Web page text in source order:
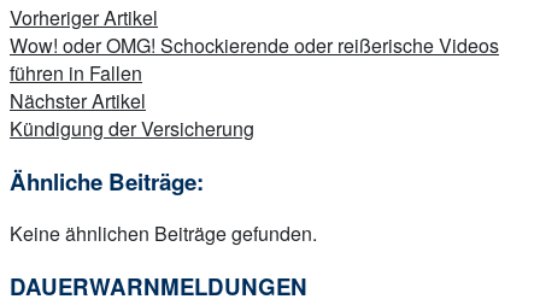
Beitragsnavigation
Vorheriger Artikel
Wow! oder OMG! Schockierende oder reißerische Videos
führen in Fallen
Nächster Artikel
Kündigung der Versicherung
Ähnliche Beiträge:
Keine ähnlichen Beiträge gefunden.
DAUERWARNMELDUNGEN